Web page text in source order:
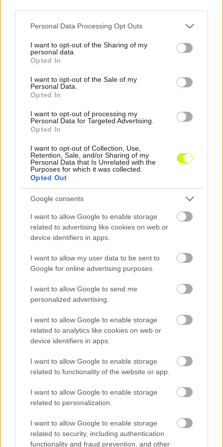
Please note that this website/app uses one or more Google
not limited to your visit or usage behaviour. You may click to
grant or deny consent to Google and its third-party tags to
use your data for below specified purposes in below Google
consent section.
Personal Data Processing Opt Outs
I want to opt-out of the Sharing of my
personal data.
Opted In
I want to opt-out of the Sale of my
Personal Data.
Opted In
I want to opt-out of processing my
Personal Data for Targeted Advertising.
Opted In
I want to opt-out of Collection, Use,
Retention, Sale, and/or Sharing of my
Personal Data that Is Unrelated with the
Purposes for which it was collected.
Opted Out
Google consents
I want to allow Google to enable storage
related to advertising like cookies on web or
device identifiers in apps.
I want to allow my user data to be sent to
Google for online advertising purposes.
I want to allow Google to send me
personalized advertising.
I want to allow Google to enable storage
related to analytics like cookies on web or
device identifiers in apps.
I want to allow Google to enable storage
related to functionality of the website or app.
I want to allow Google to enable storage
related to personalization.
I want to allow Google to enable storage
related to security, including authentication
functionality and fraud prevention, and other
NB II: Négygólos döntetlen Karcagon, megvan a
Két izgalmas mérkőzést is rendeztek az NB II-ben. A Csákvár hazai
pályán maradt pont nélkül, míg a Karcag és a Soroksár fordulatos
2026.08.02.
Hírek
Elúszott KTE-siker, küzdelmes tiszakécskei pont – ezt
Szalai Tamás szerint a Kecskemét megnyerhette volna a
Tiszakécske elleni rangadót, míg Pintér Csaba az emberhátrányban
2026.08.02.
Hírek